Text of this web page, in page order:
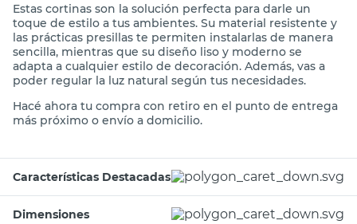
Estas cortinas son la solución perfecta para darle un
toque de estilo a tus ambientes. Su material resistente y
las prácticas presillas te permiten instalarlas de manera
sencilla, mientras que su diseño liso y moderno se
adapta a cualquier estilo de decoración. Además, vas a
poder regular la luz natural según tus necesidades.
Hacé ahora tu compra con retiro en el punto de entrega
más próximo o envío a domicilio.
Características Destacadas
Dimensiones